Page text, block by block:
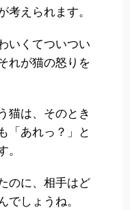
考えられます。
いくてついつい
れが猫の怒りを
猫は、そのとき
「あれっ？」と
。
のに、相手はど
でしょうね。